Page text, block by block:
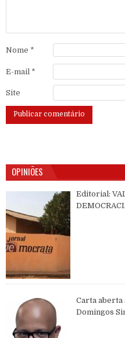
Nome *
E-mail *
Site
OPINIÕES
Editorial:
Carta
Domingos